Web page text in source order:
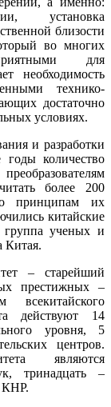
установка
близости
во многих
для
необходимость
технико-
достаточно
условиях.
и разработки
количество
более 200
принципам их
китайские
группа ученых и
Китая.
– старейший
престижных –
всекитайского
действуют 14
уровня, 5
центров.
являются
тринадцать –
КНР.